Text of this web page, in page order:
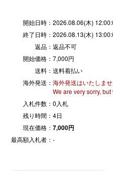
開始日時： 2026.08.06(木)
終了日時： 2026.08.13(木)
返品： 返品不可
開始価格： 7,000円
送料： 送料着払い
海外発送： 海外発送はいたしませ
We are very sorry,
入札件数： 0入札
残り時間： 4日
現在価格： 7,000円
最高額入札者： -